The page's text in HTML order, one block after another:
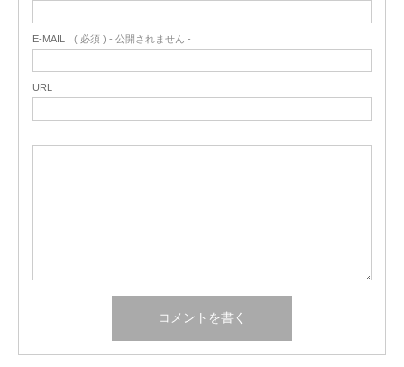
E-MAIL ( 必須 ) - 公開されません -
URL